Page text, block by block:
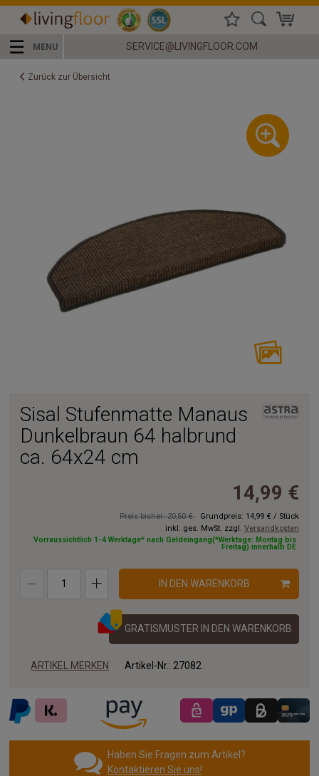
☰ MENU SERVICE@LIVINGFLOOR.COM
Zurück zur Übersicht
Sisal Stufenmatte Manaus
Dunkelbraun 64 halbrund
ca. 64x24 cm
14,99 €
Preis bisher: 20,50 € Grundpreis: 14,99 € / Stück
inkl. ges. MwSt. zzgl. Versandkosten
Vorraussichtlich 1-4 Werktage* nach Geldeingang(*Werktage: Montag bis
Freitag) innerhalb DE
IN DEN WARENKORB
GRATISMUSTER IN DEN WARENKORB
ARTIKEL MERKEN Artikel-Nr.: 27082
Haben Sie Fragen zum Artikel?
Kontaktieren Sie uns!